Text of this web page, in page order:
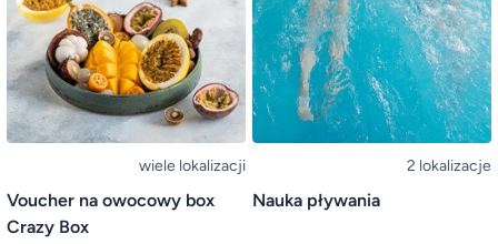
wiele lokalizacji
Voucher na owocowy box
Crazy Box
2 lokalizacje
Nauka pływania